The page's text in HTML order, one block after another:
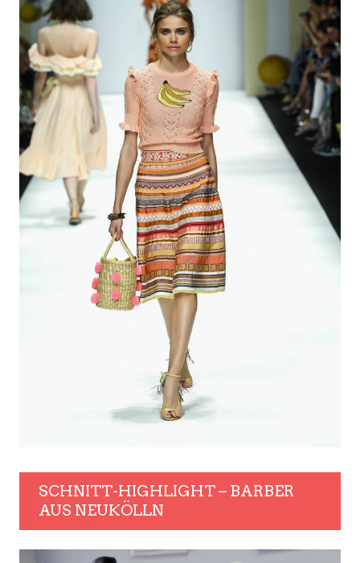
SCHNITT-HIGHLIGHT – BARBER
AUS NEUKÖLLN